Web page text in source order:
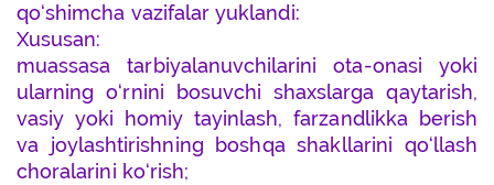
qo‘shimcha vazifalar yuklandi:
Xususan:
muassasa tarbiyalanuvchilarini ota-onasi yoki
ularning o‘rnini bosuvchi shaxslarga qaytarish,
vasiy yoki homiy tayinlash, farzandlikka berish
va joylashtirishning boshqa shakllarini qo‘llash
choralarini ko‘rish;